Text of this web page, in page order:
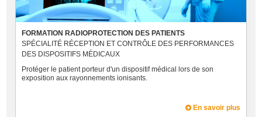
FORMATION RADIOPROTECTION DES PATIENTS
SPÉCIALITÉ RÉCEPTION ET CONTRÔLE DES PERFORMANCES
DES DISPOSITIFS MÉDICAUX
Protéger le patient porteur d'un dispositif médical lors de son
exposition aux rayonnements ionisants.
En savoir plus